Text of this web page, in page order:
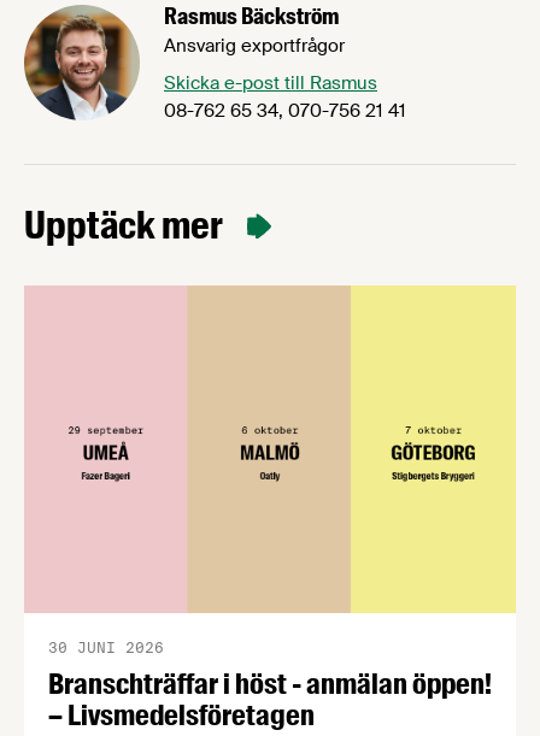
Rasmus Bäckström
Ansvarig exportfrågor
Skicka e-post till Rasmus
08-762 65 34, 070-756 21 41
Upptäck mer
Branschträffar i höst - anmälan öppen!
– Livsmedelsföretagen
30 JUNI 2026